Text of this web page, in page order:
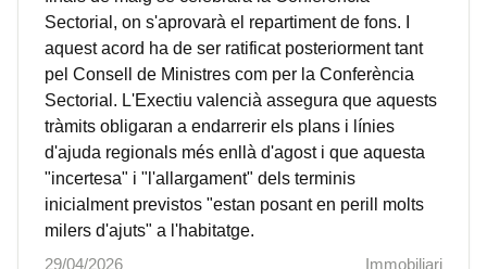
Sectorial, on s'aprovarà el repartiment de fons. I
aquest acord ha de ser ratificat posteriorment tant
pel Consell de Ministres com per la Conferència
Sectorial. L'Exectiu valencià assegura que aquests
tràmits obligaran a endarrerir els plans i línies
d'ajuda regionals més enllà d'agost i que aquesta
"incertesa" i "l'allargament" dels terminis
inicialment previstos "estan posant en perill molts
milers d'ajuts" a l'habitatge.
29/04/2026
Immobiliari